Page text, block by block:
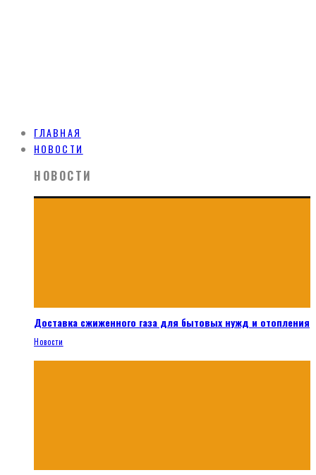
ГЛАВНАЯ
НОВОСТИ
НОВОСТИ
Доставка сжиженного газа для бытовых нужд и отопления
Новости